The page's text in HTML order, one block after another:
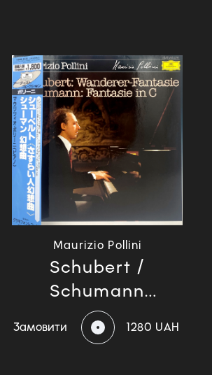
Maurizio Pollini
Schubert /
Schumann
(Japan...
Замовити 1280 UAH